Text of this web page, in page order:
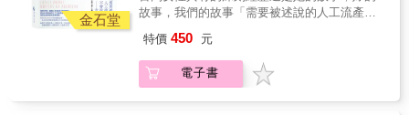
哥塵封多年的創作，卻因緣際會入選為二○二五
年巴塞爾藝術展香港展會的參展作品。原來，
終於可以向這個世界傳達出他的聲音。
「代理家人」服務。這是作者寫給所有渴望逃
提問：面對深愛但也恨之入骨的父母，「孝
道」是否仍為必須遵循的唯一道路？ ★各界推
薦 吳曉樂（作家）專文作序 李佳燕（家庭醫
師） 李茂生（臺灣大學法律學系名譽教授） 周
慕姿（諮商心理師） 陳潔晧（作家） 隋棠（演
輯，輯一收錄小說、詩歌、劇本。運用文學的
各種體裁，或書寫墮胎經驗，或嘗試在不相通
產議題，開展出關於以前、以後的想像，還有
關乎身體、他者的感受與思考；並建構場景，
展開一場橫跨三代的對話與辯證。輯二收錄十
金石堂
故事，我們的故事「需要被述說的人工流產故
產這回事，最終決定權只應該屬於子宮裡裝著
胚胎的那個人，因為不論他人如何影響，要永
遠伴隨這個決定活下去的是這個心智、身體、
特價 450 元
電子書